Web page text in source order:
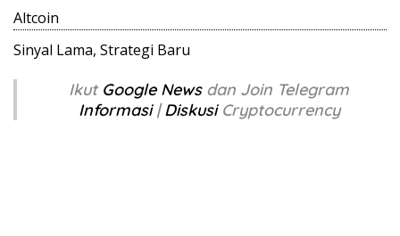
Altcoin
Sinyal Lama, Strategi Baru
Ikut Google News dan Join Telegram
Informasi|DiskusiCryptocurrency